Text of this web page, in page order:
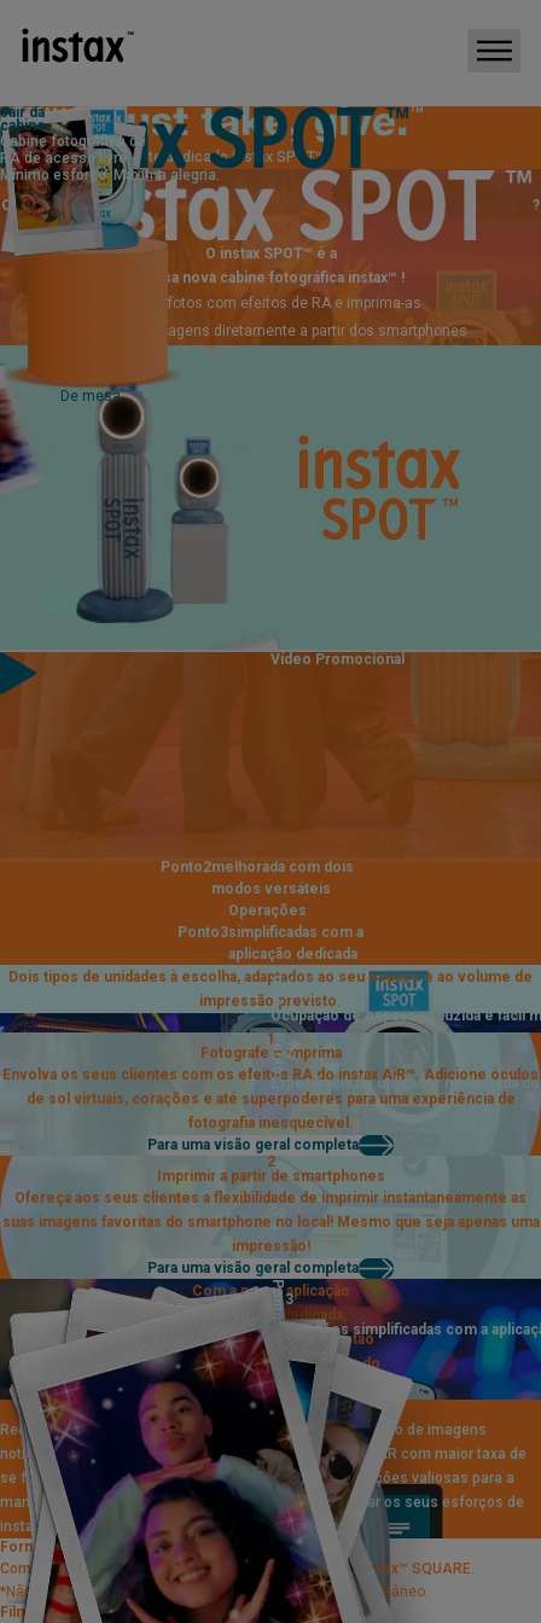
sair da
cabine
Cabine fotográfica de
RA de acesso livre.
Mínimo esforço. Máxima alegria.
De mesa
INFORMAÇÃO
15/05/2026
NOVA
Lançamento do website dedicado instax SPOT™
O que é ?
O instax SPOT™ é a
nossa nova cabine fotográfica instax™ !
・ Tire fotos com efeitos de RA e imprima-as
・ Imprima imagens diretamente a partir dos smartphones
Vídeo Promocional
Ponto2melhorada com dois
modos versáteis
Ponto3
Operações
simplificadas com a
aplicação dedicada
Ponto1
Ocupação de espaço reduzida e fácil
Dois tipos de unidades à escolha, adaptados ao seu espaço e ao volume de
impressão previsto.
Ponto 2
Experiência do utilizador melhorada
1
Fotografe e imprima
Envolva os seus clientes com os efeitos RA do instax AiR™. Adicione óculos
de sol virtuais, corações e até superpoderes para uma experiência de
fotografia inesquecível.
Para uma visão geral completa
2
Imprimir a partir de smartphones
Ofereça aos seus clientes a flexibilidade de imprimir instantaneamente as
suas imagens favoritas do smartphone no local! Mesmo que seja apenas uma
impressão!
Para uma visão geral completa
Ponto3
Operações simplificadas com a
Com a nossa aplicação
empresarial dedicada,
instax SPOT™ Admin, a gestão
das
definições e operações do
instax SPOT™ é facilitada.
Suporte de manutenção
Receberá uma
notificação na aplicação
se for necessária alguma
manutenção na sua
instax SPOT™.
Suporte de marketing
Acompanhe facilmente o número de imagens
impressas e quais os efeitos AR com maior taxa de
utilização, para obter informações valiosas para a
otimização de preços e apoiar os seus esforços de
marketing.
Formato de impressão
Compatível com os formatos de filme instax™ mini e instax™ SQUARE.
*Não é possível utilizar vários formatos de filme em simultâneo.
Filme